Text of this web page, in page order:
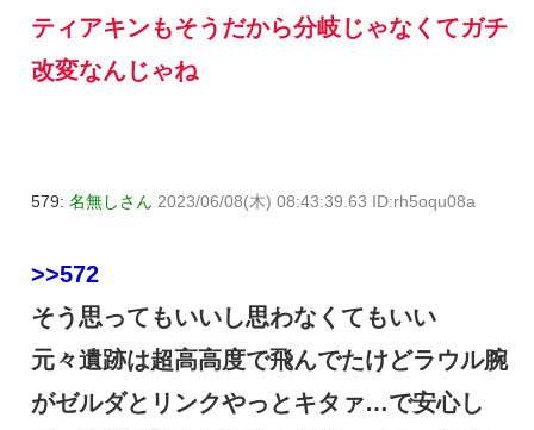
ティアキンもそうだから分岐じゃなくてガチ
改変なんじゃね
579: 名無しさん 2023/06/08(木) 08:43:39.63 ID:rh5oqu08a
>>572
そう思ってもいいし思わなくてもいい
元々遺跡は超高高度で飛んでたけどラウル腕
がゼルダとリンクやっとキタァ…で安心し